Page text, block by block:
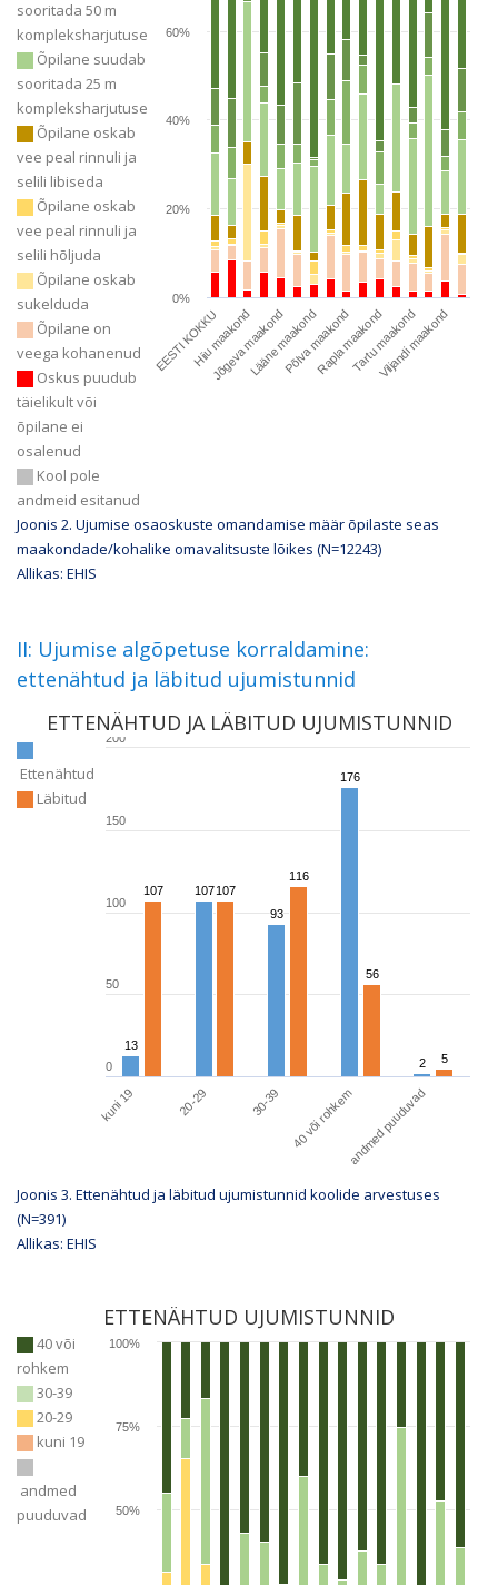
sooritada 50 m
kompleksharjutuse
Õpilane suudab
sooritada 25 m
kompleksharjutuse
Õpilane oskab
vee peal rinnuli ja
selili libiseda
Õpilane oskab
vee peal rinnuli ja
selili hõljuda
Õpilane oskab
sukelduda
Õpilane on
veega kohanenud
Oskus puudub
täielikult või
õpilane ei
osalenud
Kool pole
andmeid esitanud
EESTI KOKKU Lääne maakond Tartu maakond
Hiiu maakond
Jõgeva maakondPõlva maakondRapla maakondViljandi maakond
0%
20%
40%
60%
Joonis 2. Ujumise osaoskuste omandamise määr õpilaste seas
maakondade/kohalike omavalitsuste lõikes (N=12243)
Allikas: EHIS
II: Ujumise algõpetuse korraldamine:
ettenähtud ja läbitud ujumistunnid
ETTENÄHTUD JA LÄBITUD UJUMISTUNNID
Ettenähtud
Läbitud
13
13
107
107
93
93
176
176
2
2
107
107 107
107
116
116
56
56
5
5
kuni 19 20-29 30-39 40 või rohkemandmed puuduvad
0
50
100
150
200
Joonis 3. Ettenähtud ja läbitud ujumistunnid koolide arvestuses
(N=391)
Allikas: EHIS
ETTENÄHTUD UJUMISTUNNID
40 või
rohkem
30-39
20-29
kuni 19
andmed
puuduvad
100%
50%
75%